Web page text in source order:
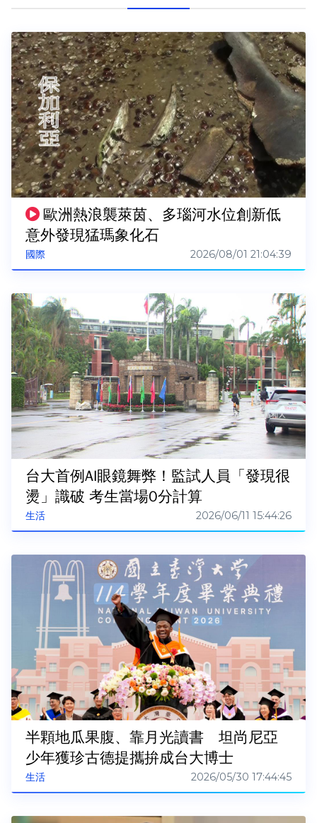
國際
歐洲熱浪襲萊茵、多瑙河水位創新低
意外發現猛瑪象化石
2026/08/01 21:04:39
生活
台大首例AI眼鏡舞弊！監試人員「發現很
燙」識破 考生當場0分計算
2026/06/11 15:44:26
生活
半顆地瓜果腹、靠月光讀書 坦尚尼亞
少年獲珍古德提攜拚成台大博士
2026/05/30 17:44:45